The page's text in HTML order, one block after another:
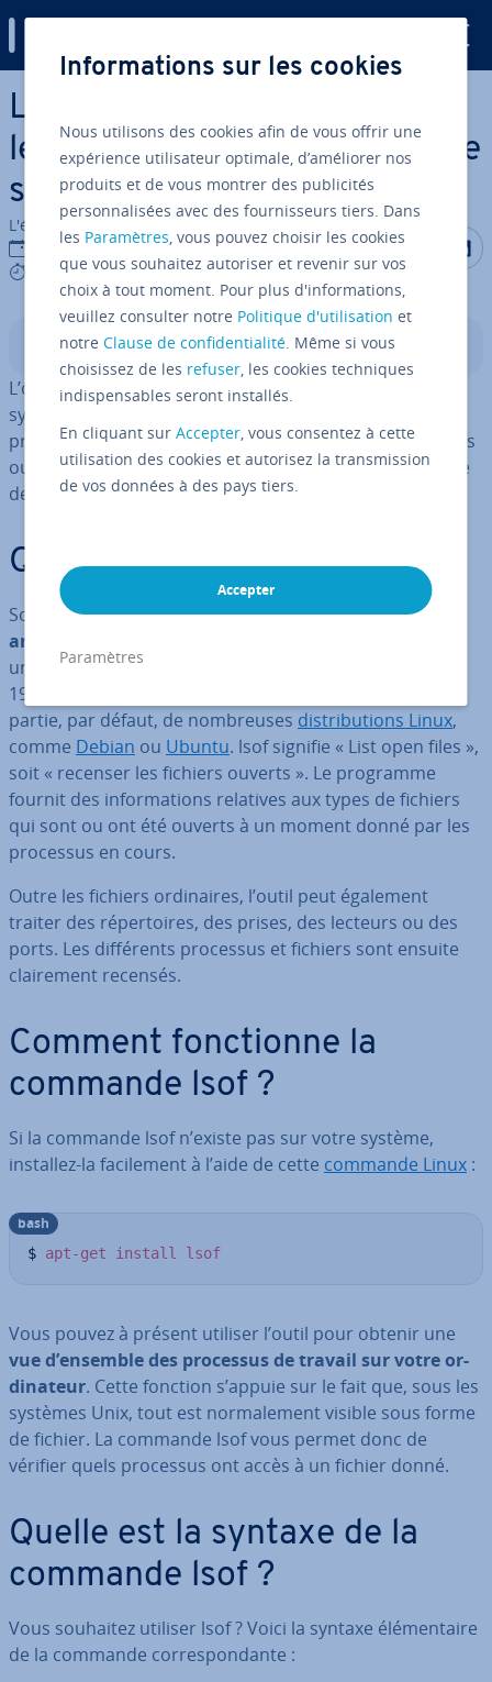
Aller au contenu principal
Linux lsof : apprenez à lister
les fichiers et à analyser votre
système
L'équipe édi­to­riale IONOS
20/10/2023
4 mins
Partager
Sommaire
L’outil lsof sous Linux vous permet de contrôler votre
système et de détecter plus ra­pi­de­ment les éventuels
problèmes. Le programme recense pour cela les fichiers
ouverts et peut être optimisé selon vos objectifs à l’aide
de filtres et d’options.
Qu’est-ce que Linux lsof ?
Sous Linux, lorsque vous souhaitezcontrôler et
analyser
un outil très facile à utiliser. Développé et publié dès
1994 par Vic Abell, ce programme en open source fait
partie, par défaut, de nom­breuses dis­tri­bu­tions Linux,
comme Debian ou Ubuntu. lsof signifie « List open files »,
soit « recenser les fichiers ouverts ». Le programme
fournit des in­for­ma­tions relatives aux types de fichiers
qui sont ou ont été ouverts à un moment donné par les
processus en cours.
Outre les fichiers or­di­naires, l’outil peut également
traiter des ré­per­toires, des prises, des lecteurs ou des
ports. Les dif­fé­rents processus et fichiers sont ensuite
clai­re­ment recensés.
Comment fonc­tionne la
commande lsof ?
Si la commande lsof n’existe pas sur votre système,
installez-la fa­ci­le­ment à l’aide de cette commande Linux :
$ apt-get install lsof
bash
Vous pouvez à présent utiliser l’outil pour obtenir une
vue d’ensemble des processus de travail sur votre or­
di­na­teur. Cette fonction s’appuie sur le fait que, sous les
systèmes Unix, tout est nor­ma­le­ment visible sous forme
de fichier. La commande lsof vous permet donc de
vérifier quels processus ont accès à un fichier donné.
Quelle est la syntaxe de la
commande lsof ?
Vous souhaitez utiliser lsof ? Voici la syntaxe élé­men­taire
de la commande cor­res­pon­dante :
Informations sur les cookies
Nous utilisons des cookies afin de vous offrir une
expérience utilisateur optimale, d’améliorer nos
produits et de vous montrer des publicités
personnalisées avec des fournisseurs tiers. Dans
les Paramètres, vous pouvez choisir les cookies
que vous souhaitez autoriser et revenir sur vos
choix à tout moment. Pour plus d'informations,
veuillez consulter notre Politique d'utilisation et
notreClause de confidentialité. Même si vous
choisissez de les refuser, les cookies techniques
indispensables seront installés.
En cliquant surAccepter, vous consentez à cette
utilisation des cookies et autorisez la transmission
de vos données à des pays tiers.
Accepter
Paramètres